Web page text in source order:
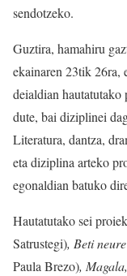
sendotzeko.
Guztira, hamahiru
ekainaren 23tik 26ra,
deialdian hautatutako
dute, bai diziplinei
Literatura, dantza,
eta diziplina arteko
egonaldian batuko
Hautatutako sei
Satrustegi), Beti
Paula Brezo), Magala,